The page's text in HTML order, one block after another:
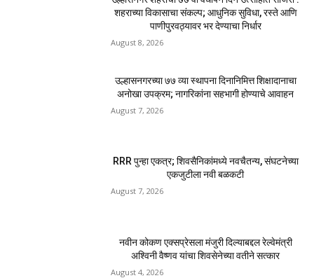
शहराच्या विकासाचा संकल्प; आधुनिक सुविधा, रस्ते आणि
पाणीपुरवठ्यावर भर देण्याचा निर्धार
August 8, 2026
उल्हासनगरच्या ७७ व्या स्थापना दिनानिमित्त शिक्षादानाचा
अनोखा उपक्रम; नागरिकांना सहभागी होण्याचे आवाहन
August 7, 2026
RRR पुन्हा एकत्र; शिवसैनिकांमध्ये नवचैतन्य, संघटनेच्या
एकजुटीला नवी बळकटी
August 7, 2026
नवीन कोकण एक्सप्रेसला मंजुरी दिल्याबद्दल रेल्वेमंत्री
अश्विनी वैष्णव यांचा शिवसेनेच्या वतीने सत्कार
August 4, 2026